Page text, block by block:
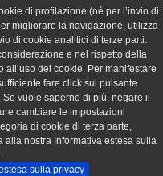
di profilazione (né per l’invio di
migliorare la navigazione, utilizza
di cookie analitici di terze parti.
e nel rispetto della
dei cookie. Per manifestare
fare click sul pulsante
vuole saperne di più, negare il
cambiare le impostazioni
di cookie di terza parte,
nostra Informativa estesa sulla
sulla privacy